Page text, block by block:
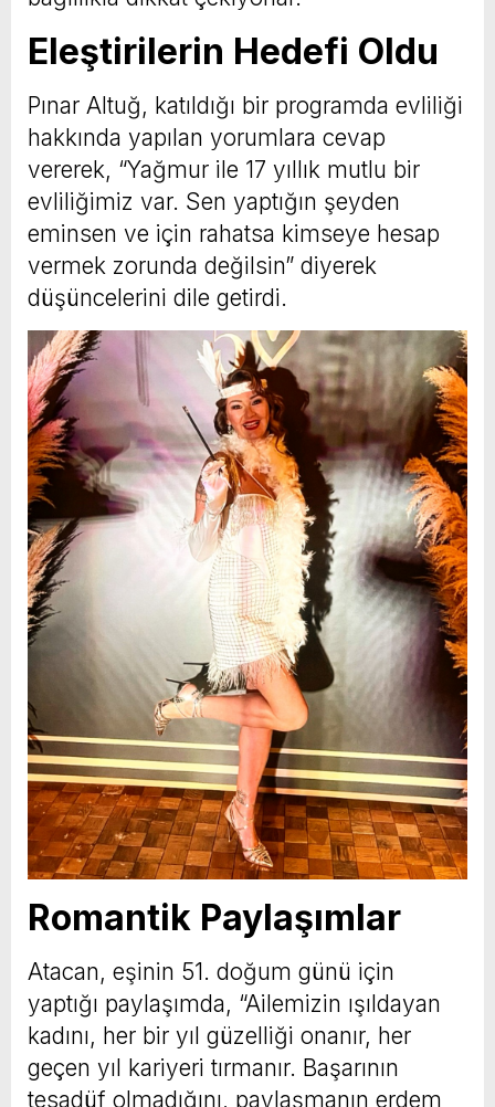
Eleştirilerin Hedefi Oldu
Pınar Altuğ, katıldığı bir programda evliliği
hakkında yapılan yorumlara cevap
vererek, “Yağmur ile 17 yıllık mutlu bir
evliliğimiz var. Sen yaptığın şeyden
eminsen ve için rahatsa kimseye hesap
vermek zorunda değilsin” diyerek
düşüncelerini dile getirdi.
Romantik Paylaşımlar
Atacan, eşinin 51. doğum günü için
yaptığı paylaşımda, “Ailemizin ışıldayan
kadını, her bir yıl güzelliği onanır, her
geçen yıl kariyeri tırmanır. Başarının
tesadüf olmadığını, paylaşmanın erdem